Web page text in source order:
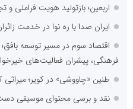
اربعین؛ بازتولید هویت فراملی
ایران صدا با ره نوا در خدمت
اقتصاد سوم در مسیر توسعه
فرهنگی، پیشران فعالیت‌های
طنین «چاووشی» در کویر؛ میراثی
نقد و برسی محتوای موسیقی